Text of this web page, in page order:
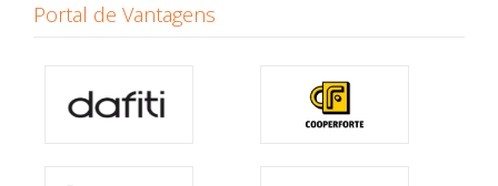
Portal de Vantagens